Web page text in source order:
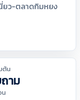
ยว-ตลาดกิมหยง
ต้น
าม
น